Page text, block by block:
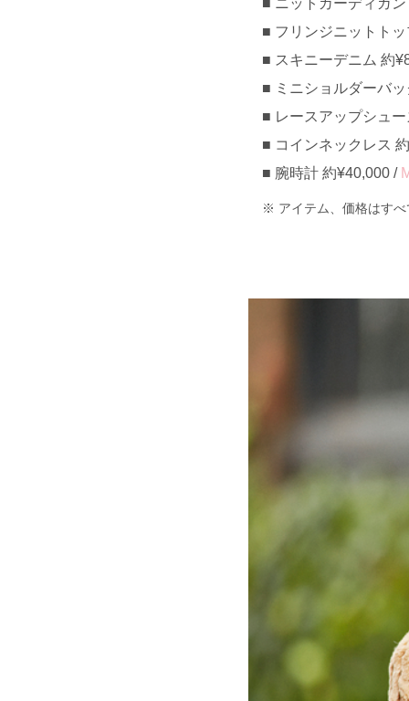
ニットカーディガ
フリンジニットト
スキニーデニム 約
ミニショルダーバ
レースアップシュ
コインネックレス
腕時計 約¥40,000 /
アイテム、価格はす